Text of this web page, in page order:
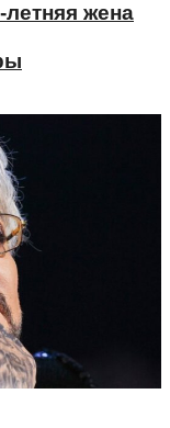
жена